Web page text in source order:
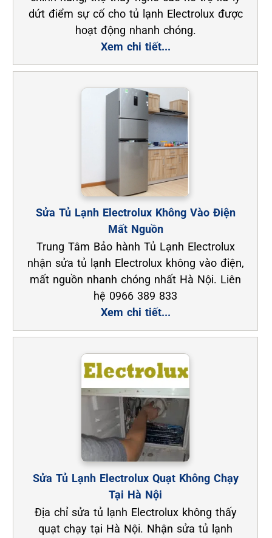
dứt điểm sự cố cho tủ lạnh Electrolux được
hoạt động nhanh chóng.
Xem chi tiết...
Sửa Tủ Lạnh Electrolux Không Vào Điện
Mất Nguồn
Trung Tâm Bảo hành Tủ Lạnh Electrolux
nhận sửa tủ lạnh Electrolux không vào điện,
mất nguồn nhanh chóng nhất Hà Nội. Liên
hệ 0966 389 833
Xem chi tiết...
Sửa Tủ Lạnh Electrolux Quạt Không Chạy
Tại Hà Nội
Địa chỉ sửa tủ lạnh Electrolux không thấy
quạt chạy tại Hà Nội. Nhận sửa tủ lạnh